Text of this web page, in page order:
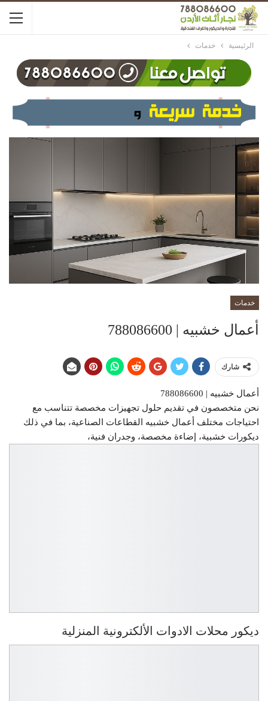
الرئيسية خدمات
خدمات
أعمال خشبيه | 788086600
شارك
أعمال خشبيه | 788086600
نحن متخصصون في تقديم حلول تجهيزات مخصصة تتناسب مع
احتياجات مختلف أعمال خشبيه القطاعات الصناعية، بما في ذلك
ديكورات خشبية، إضاءة مخصصة، وجدران فنية،
ديكور محلات الادوات الألكترونية المنزلية